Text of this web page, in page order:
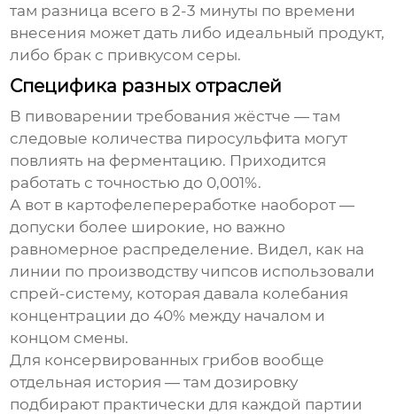
там разница всего в 2-3 минуты по времени
внесения может дать либо идеальный продукт,
либо брак с привкусом серы.
Специфика разных отраслей
В пивоварении требования жёстче — там
следовые количества пиросульфита могут
повлиять на ферментацию. Приходится
работать с точностью до 0,001%.
А вот в картофелепереработке наоборот —
допуски более широкие, но важно
равномерное распределение. Видел, как на
линии по производству чипсов использовали
спрей-систему, которая давала колебания
концентрации до 40% между началом и
концом смены.
Для консервированных грибов вообще
отдельная история — там дозировку
подбирают практически для каждой партии